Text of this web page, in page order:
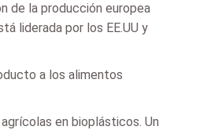
de la producción europea
liderada por los EE.UU y
a los alimentos
en bioplásticos. Un